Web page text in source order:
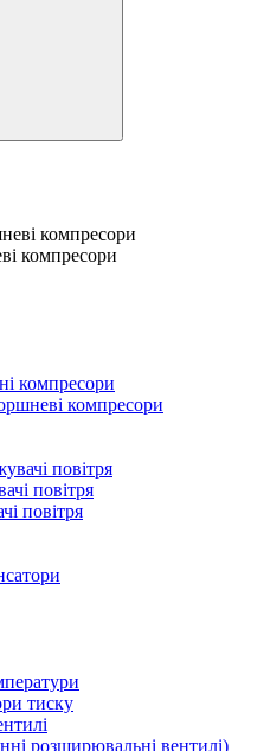
компресори
компресори
компресори
повітря
повітря
тиску
розширювальні вентилі)